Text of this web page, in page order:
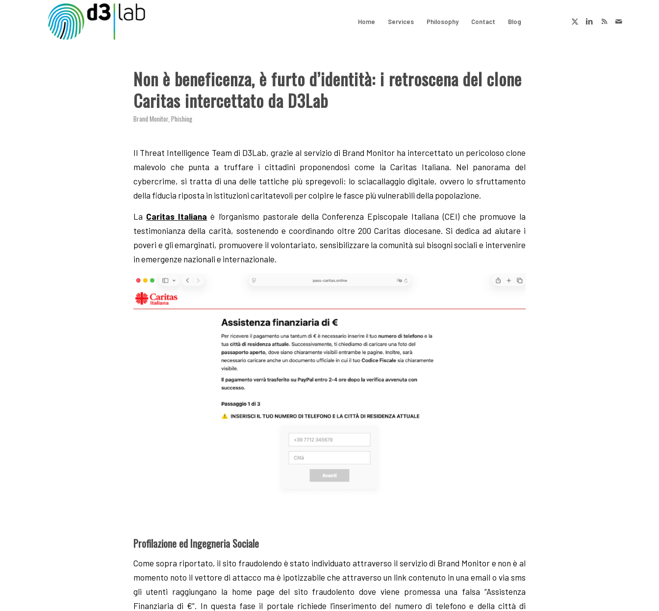
Home Services Philosophy Contact Blog
Non è beneficenza, è furto d’identità: i retroscena del clone
Caritas intercettato da D3Lab
Brand Monitor, Phishing
Il Threat Intelligence Team di D3Lab, grazie al servizio di Brand Monitor ha intercettato un pericoloso clone
malevolo che punta a truffare i cittadini proponendosi come la Caritas Italiana. Nel panorama del
cybercrime, si tratta di una delle tattiche più spregevoli: lo sciacallaggio digitale, ovvero lo sfruttamento
della fiducia riposta in istituzioni caritatevoli per colpire le fasce più vulnerabili della popolazione.
La Caritas Italiana è l’organismo pastorale della Conferenza Episcopale Italiana (CEI) che promuove la
testimonianza della carità, sostenendo e coordinando oltre 200 Caritas diocesane. Si dedica ad aiutare i
poveri e gli emarginati, promuovere il volontariato, sensibilizzare la comunità sui bisogni sociali e intervenire
in emergenze nazionali e internazionale.
Profilazione ed Ingegneria Sociale
Come sopra riportato, il sito fraudolendo è stato individuato attraverso il servizio di Brand Monitor e non è al
momento noto il vettore di attacco ma è ipotizzabile che attraverso un link contenuto in una email o via sms
gli utenti raggiungano la home page del sito fraudolento dove viene promessa una falsa “Assistenza
Finanziaria di €”. In questa fase il portale richiede l’inserimento del numero di telefono e della città di